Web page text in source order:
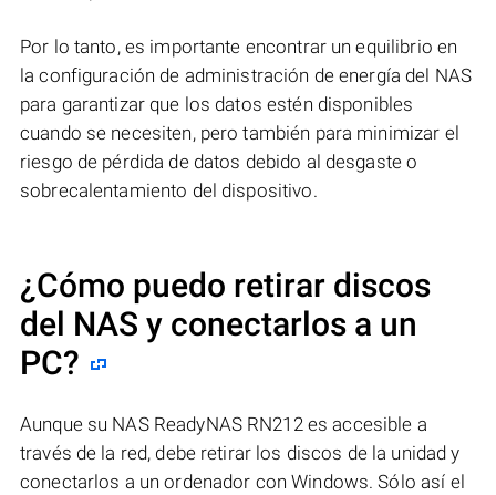
Por lo tanto, es importante encontrar un equilibrio en
la configuración de administración de energía del NAS
para garantizar que los datos estén disponibles
cuando se necesiten, pero también para minimizar el
riesgo de pérdida de datos debido al desgaste o
sobrecalentamiento del dispositivo.
¿Cómo puedo retirar discos
del NAS y conectarlos a un
PC?
Aunque su NAS ReadyNAS RN212 es accesible a
través de la red, debe retirar los discos de la unidad y
conectarlos a un ordenador con Windows. Sólo así el